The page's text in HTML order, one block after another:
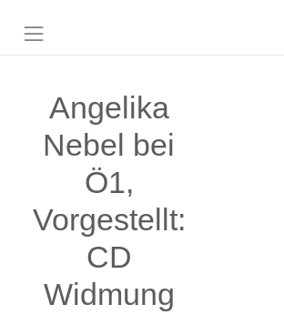
Angelika
Nebel bei
Ö1,
Vorgestellt:
CD
Widmung